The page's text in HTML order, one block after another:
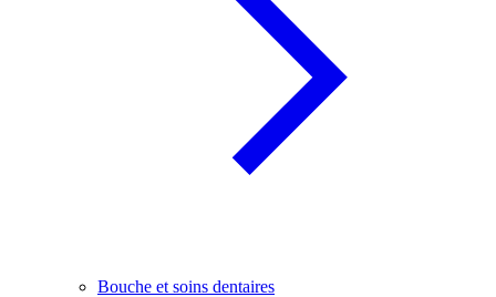
Bouche et soins dentaires